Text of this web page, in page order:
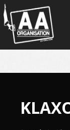
Panneau de gestion